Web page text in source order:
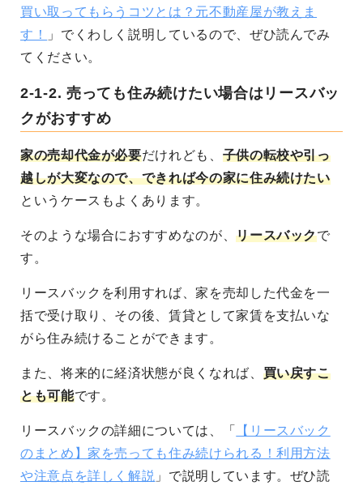
買い取ってもらうコツとは？元不動産屋が教えま
す！
」でくわしく説明しているので、ぜひ読んでみ
てください。
2-1-2. 売っても住み続けたい場合はリースバッ
クがおすすめ
家の売却代金が必要だけれども、 子供の転校や引っ
越しが大変なので、できれば今の家に住み続けたい
というケースもよくあります。
そのような場合におすすめなのが、リースバックで
す。
リースバックを利用すれば、家を売却した代金を一
括で受け取り、その後、賃貸として家賃を支払いな
がら住み続けることができます。
また、将来的に経済状態が良くなれば、 買い戻すこ
とも可能です。
リースバックの詳細については、「
【リースバック
のまとめ】家を売っても住み続けられる！利用方法
や注意点を詳しく解説 」で説明しています。ぜひ読